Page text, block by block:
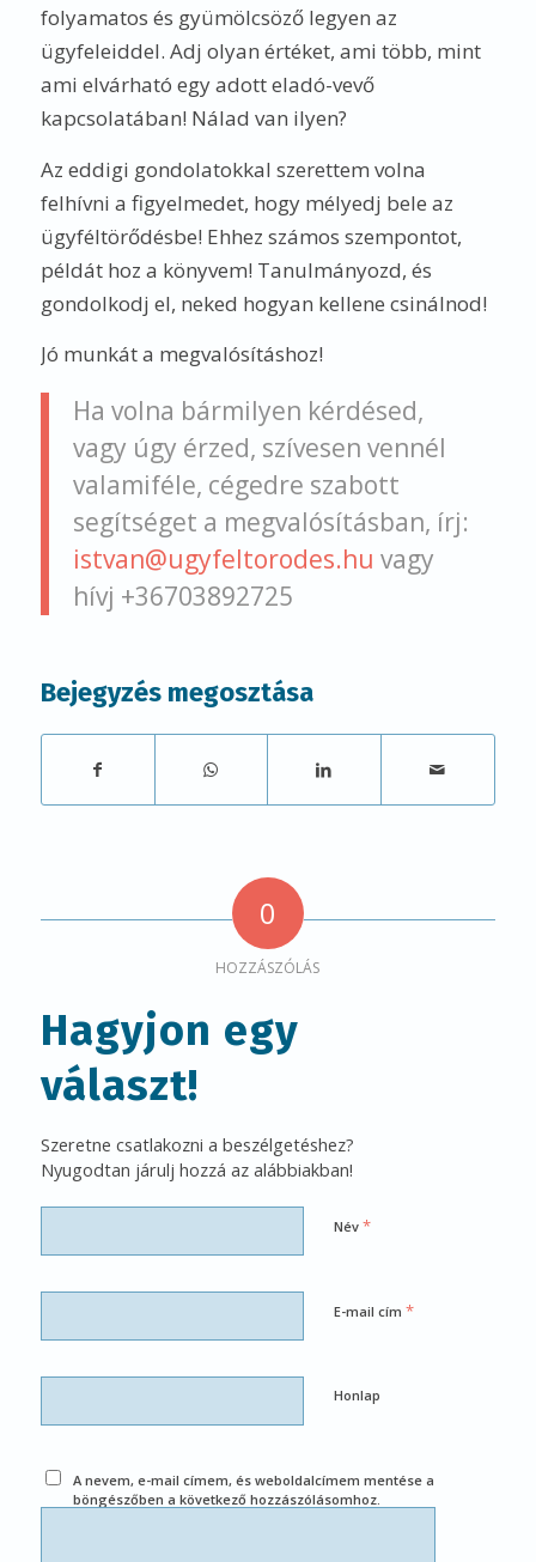
folyamatos és gyümölcsöző legyen az
ügyfeleiddel. Adj olyan értéket, ami több, mint
ami elvárható egy adott eladó-vevő
kapcsolatában! Nálad van ilyen?
Az eddigi gondolatokkal szerettem volna
felhívni a figyelmedet, hogy mélyedj bele az
ügyféltörődésbe! Ehhez számos szempontot,
példát hoz a könyvem! Tanulmányozd, és
gondolkodj el, neked hogyan kellene csinálnod!
Jó munkát a megvalósításhoz!
Ha volna bármilyen kérdésed,
vagy úgy érzed, szívesen vennél
valamiféle, cégedre szabott
segítséget a megvalósításban, írj:
istvan@ugyfeltorodes.hu vagy
hívj +36703892725
Bejegyzés megosztása
0
HOZZÁSZÓLÁS
Hagyjon egy
választ!
Szeretne csatlakozni a beszélgetéshez?
Nyugodtan járulj hozzá az alábbiakban!
Név *
E-mail cím *
Honlap
A nevem, e-mail címem, és weboldalcímem mentése a
böngészőben a következő hozzászólásomhoz.